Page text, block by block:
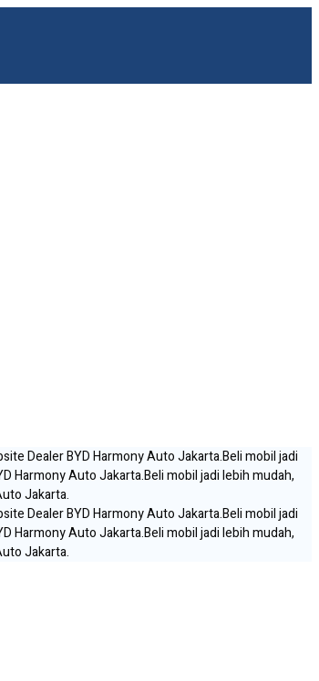
Dealer BYD Harmony Auto Jakarta.Beli mobil jadi
Harmony Auto Jakarta.Beli mobil jadi lebih mudah,
Jakarta.
Dealer BYD Harmony Auto Jakarta.Beli mobil jadi
Harmony Auto Jakarta.Beli mobil jadi lebih mudah,
Jakarta.